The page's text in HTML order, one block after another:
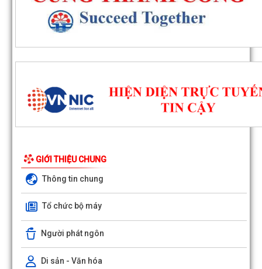
GIỚI THIỆU CHUNG
Thông tin chung
Tổ chức bộ máy
Người phát ngôn
Di sản - Văn hóa